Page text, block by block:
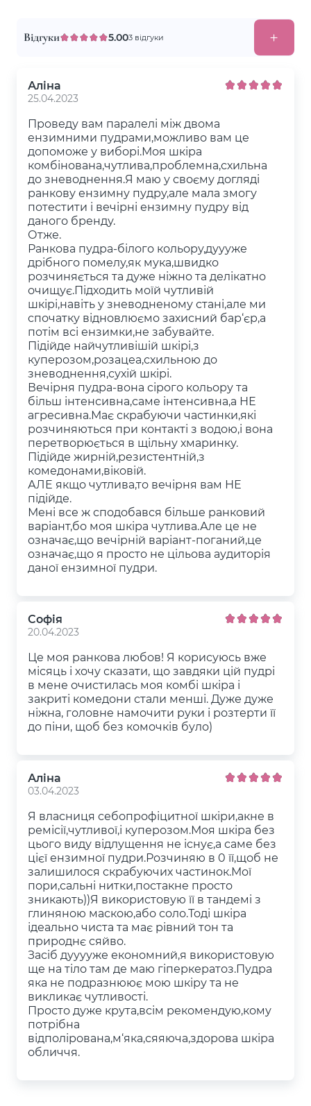
Відгуки 5.003 відгуки
Аліна
25.04.2023
Проведу вам паралелі між двома
ензимними пудрами,можливо вам це
допоможе у виборі.Моя шкіра
комбінована,чутлива,проблемна,схильна
до зневоднення.Я маю у своєму догляді
ранкову ензимну пудру,але мала змогу
потестити і вечірні ензимну пудру від
даного бренду.
Отже.
Ранкова пудра-білого кольору,дуууже
дрібного помелу,як мука,швидко
розчиняється та дуже ніжно та делікатно
очищує.Підходить моїй чутливій
шкірі,навіть у зневодненому стані,але ми
спочатку відновлюємо захисний бар‘єр,а
потім всі ензимки,не забувайте.
Підійде найчутливішій шкірі,з
куперозом,розацеа,схильною до
зневоднення,сухій шкірі.
Вечірня пудра-вона сірого кольору та
більш інтенсивна,саме інтенсивна,а НЕ
агресивна.Має скрабуючи частинки,які
розчиняються при контакті з водою,і вона
перетворюється в щільну хмаринку.
Підійде жирній,резистентній,з
комедонами,віковій.
АЛЕ якщо чутлива,то вечірня вам НЕ
підійде.
Мені все ж сподобався більше ранковий
варіант,бо моя шкіра чутлива.Але це не
означає,що вечірній варіант-поганий,це
означає,що я просто не цільова аудиторія
даної ензимної пудри.
Софія
20.04.2023
Це моя ранкова любов! Я корисуюсь вже
місяць і хочу сказати, що завдяки цій пудрі
в мене очистилась моя комбі шкіра і
закриті комедони стали менші. Дуже дуже
ніжна, головне намочити руки і розтерти її
до піни, щоб без комочків було)
Аліна
03.04.2023
Я власниця себопрофіцитної шкіри,акне в
ремісії,чутливої,і куперозом.Моя шкіра без
цього виду відлущення не існує,а саме без
цієї ензимної пудри.Розчиняю в 0 її,щоб не
залишилося скрабуючих частинок.Мої
пори,сальні нитки,постакне просто
зникають))Я використовую її в тандемі з
глиняною маскою,або соло.Тоді шкіра
ідеально чиста та має рівний тон та
природнє сяйво.
Засіб дууууже економний,я використовую
ще на тіло там де маю гіперкератоз.Пудра
яка не подразнюює мою шкіру та не
викликає чутливості.
Просто дуже крута,всім рекомендую,кому
потрібна
відполірована,м‘яка,сяяюча,здорова шкіра
обличчя.